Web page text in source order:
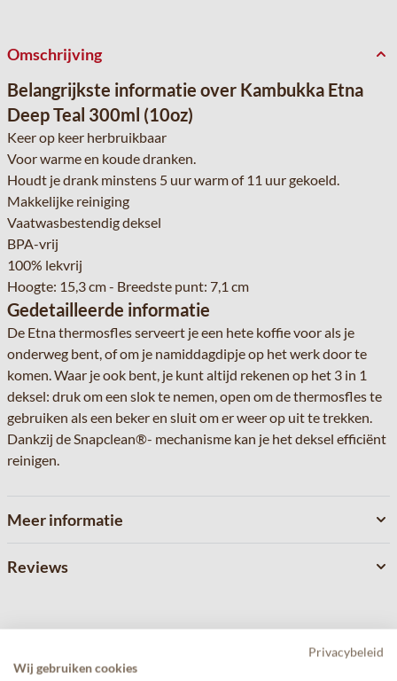
Omschrijving
Belangrijkste informatie over Kambukka Etna
Deep Teal 300ml (10oz)
Keer op keer herbruikbaar
Voor warme en koude dranken.
Houdt je drank minstens 5 uur warm of 11 uur gekoeld.
Makkelijke reiniging
Vaatwasbestendig deksel
BPA-vrij
100% lekvrij
Hoogte: 15,3 cm - Breedste punt: 7,1 cm
Gedetailleerde informatie
De Etna thermosfles serveert je een hete koffie voor als je
onderweg bent, of om je namiddagdipje op het werk door te
komen. Waar je ook bent, je kunt altijd rekenen op het 3 in 1
deksel: druk om een slok te nemen, open om de thermosfles te
gebruiken als een beker en sluit om er weer op uit te trekken.
Dankzij de Snapclean®- mechanisme kan je het deksel efficiënt
reinigen.
Meer informatie
Reviews
Gerelateerde producten
Privacybeleid
Wij gebruiken cookies